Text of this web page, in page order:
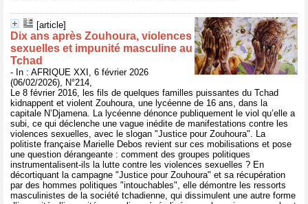
[article]
Dix ans après Zouhoura, violences
sexuelles et impunité masculine au
Tchad
- In : AFRIQUE XXI, 6 février 2026
(06/02/2026), N°214,
Le 8 février 2016, les fils de quelques familles puissantes du Tchad
kidnappent et violent Zouhoura, une lycéenne de 16 ans, dans la
capitale N’Djamena. La lycéenne dénonce publiquement le viol qu’elle a
subi, ce qui déclenche une vague inédite de manifestations contre les
violences sexuelles, avec le slogan "Justice pour Zouhoura". La
politiste française Marielle Debos revient sur ces mobilisations et pose
une question dérangeante : comment des groupes politiques
instrumentalisent-ils la lutte contre les violences sexuelles ? En
décortiquant la campagne "Justice pour Zouhoura" et sa récupération
par des hommes politiques "intouchables", elle démontre les ressorts
masculinistes de la société tchadienne, qui dissimulent une autre forme